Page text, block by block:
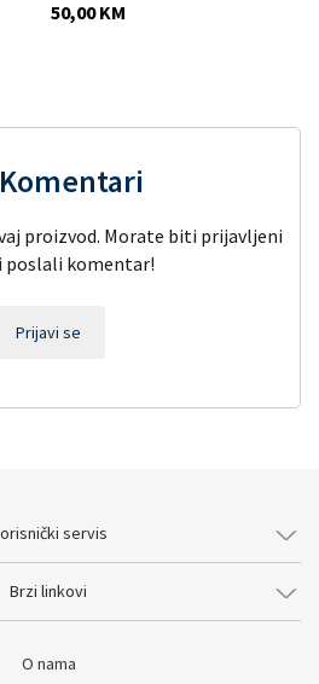
Komentari
proizvod. Morate biti prijavljeni
poslali komentar!
Prijavi se
servis
Brzi linkovi
O nama